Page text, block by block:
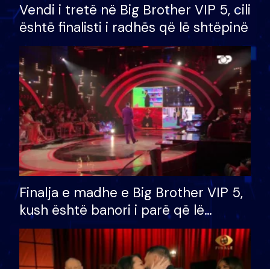
Vendi i tretë në Big Brother VIP 5, cili
është finalisti i radhës që lë shtëpinë
Finalja e madhe e Big Brother VIP 5,
kush është banori i parë që lë
shtëpinë dhe humb mundësinë për
të fituar çmimin e madh